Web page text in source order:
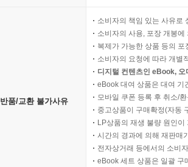
반품/교환 불가사유
소비자의 책임 있는 사유로
소비자의 사용, 포장 개봉
복제가 가능한 상품 등의
소비자의 요청에 따라 개별
디지털 컨텐츠인 eBook,
eBook 대여 상품은 대여 기
모바일 쿠폰 등록 후 취소/
중고상품이 구매확정(자동
LP상품의 재생 불량 원인
시간의 경과에 의해 재판매
전자상거래 등에서의 소비
eBook 세트 상품은 일괄 구